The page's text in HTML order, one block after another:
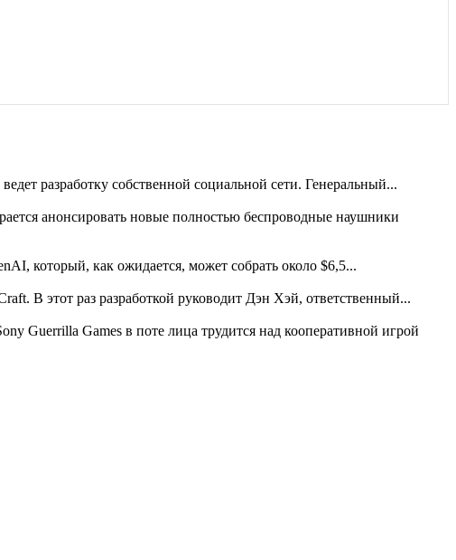
разработку собственной социальной сети. Генеральный...
анонсировать новые полностью беспроводные наушники
который, как ожидается, может собрать около $6,5...
В этот раз разработкой руководит Дэн Хэй, ответственный...
Guerrilla Games в поте лица трудится над кооперативной игрой